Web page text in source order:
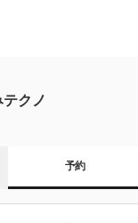
テクノ
予約